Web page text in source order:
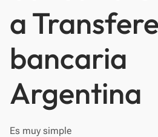
a
bancaria
Argentina
Es muy simple